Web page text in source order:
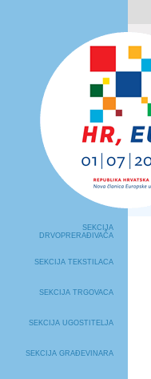
SEKCIJA
DRVOPRERAĐIVAČA
SEKCIJA TEKSTILACA
SEKCIJA TRGOVACA
SEKCIJA UGOSTITELJA
SEKCIJA GRAĐEVINARA